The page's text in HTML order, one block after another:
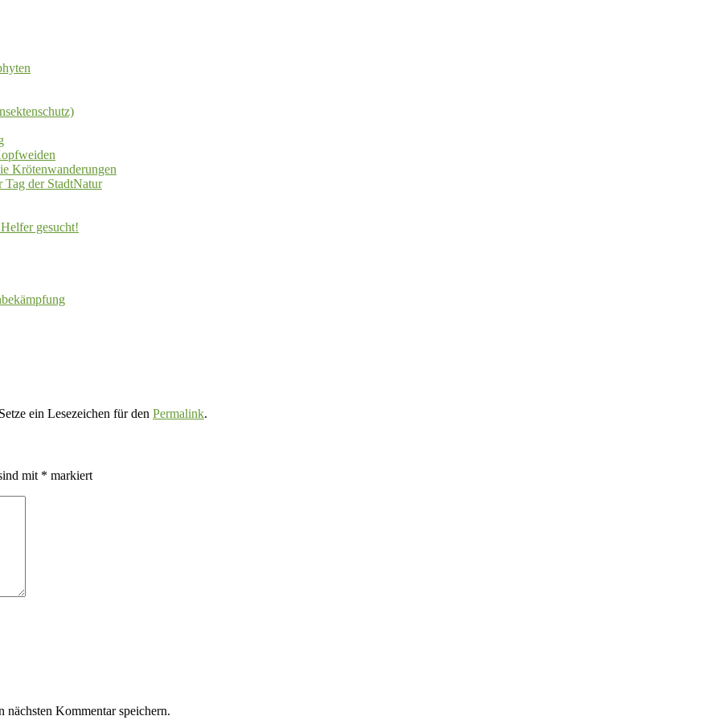
Krötenwanderungen
der StadtNatur
gesucht!
ein Lesezeichen für den Permalink.
mit * markiert
Kommentar speichern.